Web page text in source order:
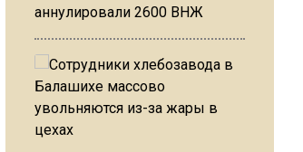
аннулировали 2600 ВНЖ